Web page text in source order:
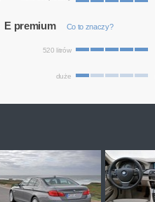
E premium Co to znaczy?
520 litrów
duże